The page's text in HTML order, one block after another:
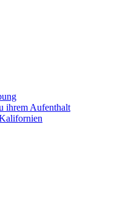
ihrem Aufenthalt